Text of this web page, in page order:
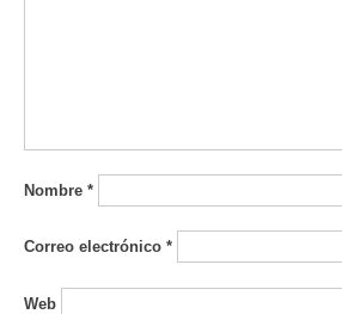
Nombre *
Correo electrónico *
Web